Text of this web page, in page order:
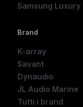
Samsung Luxury
Brand
K-array
Savant
Dynaudio
JL Audio Marine
Tutti i brand